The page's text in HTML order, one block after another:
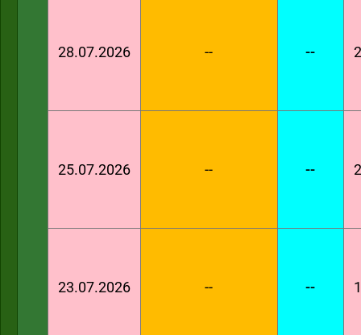
28.07.2026 -- --
25.07.2026 -- --
23.07.2026 -- --